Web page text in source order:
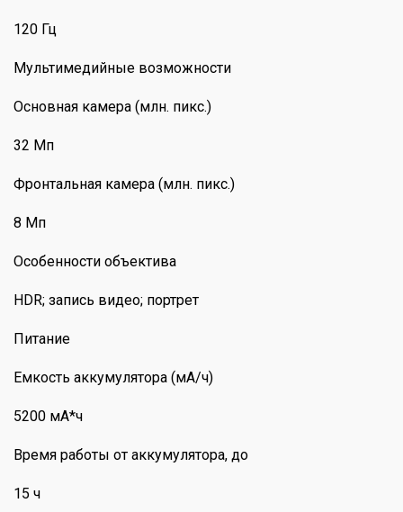
120 Гц
Мультимедийные возможности
Основная камера (млн. пикс.)
32 Мп
Фронтальная камера (млн. пикс.)
8 Мп
Особенности объектива
HDR; запись видео; портрет
Питание
Емкость аккумулятора (мА/ч)
5200 мА*ч
Время работы от аккумулятора, до
15 ч